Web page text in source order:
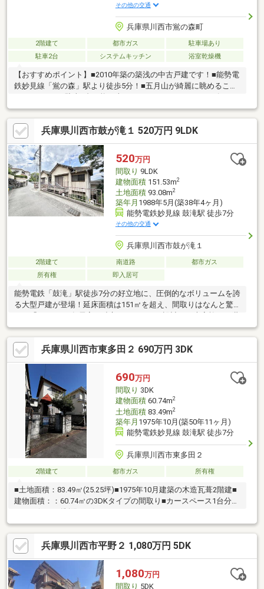
その他の交通
兵庫県川西市鴬の森町
2階建て 都市ガス
駐車場あり
駐車2台
システムキッチン 浴室乾燥機
【おすすめポイント】■2010年築の築浅の中古戸建です！■能勢電
鉄妙見線「鴬の森」駅より徒歩5分！■五月山が綺麗に眺めること
庭付き！■バルコニーは奥行があり、洗濯物が干しやすいです！
ウィル不動産販売川西営業所は、阪急「川西能勢口」駅から徒歩1
分。駐車場完備、キッズスペースもあるのでぜひご家族皆さまで
お越しください。掲載物件以外にも阪神北摂間で約1万件からご紹
介！一緒にあなたにとってベストなお住まいを探しましょう。リ
フォームや住宅ローンのご相談もワンストップで可能！まずはお
気軽にお電話ください！
兵庫県川西市鼓が滝１ 520万円 9LDK
520万円
間取り 9LDK
建物面積151.53m2
土地面積93.08m2
築年月 1988年5月(築38年4ヶ月)
能勢電鉄妙見線 鼓滝駅 徒歩7分
その他の交通
兵庫県川西市鼓が滝１
2階建て 南道路
都市ガス
所有権
即入居可
能勢電鉄「鼓滝」駅徒歩7分の好立地に、圧倒的なボリュームを誇
る大型戸建が登場！延床面積は151㎡を超え、間取りはなんと驚
帯住宅をお探しの方に最適です。また、部屋数の多さと駅チカの
利便性を活かし、シェアハウスや社宅、賃貸用の収益物件として
も高いポテンシャルを秘めています。カースペースに関しては、
隣地に駐車場（※要別途契約）があるためお車をお持ちの方も安
心。一般の実需ファミリー層から不動産投資家様まで、幅広い用
途でぜひご検討ください！
兵庫県川西市東多田２ 690万円 3DK
690万円
間取り 3DK
建物面積60.74m2
土地面積83.49m2
築年月 1975年10月(築50年11ヶ月)
能勢電鉄妙見線 鼓滝駅 徒歩7分
兵庫県川西市東多田２
2階建て 都市ガス 所有権
■土地面積：83.49㎡(25.25坪)■1975年10月建築の木造瓦葺2階建■
建物面積：：60.74㎡の3DKタイプの間取り■カースペース1台分あ
ン川西…徒歩10分（約760ｍ）・イズミヤ多田店…徒歩11分（約
840ｍ）・ファミリーマート川西鼓が滝店…徒歩3分（約230ｍ）・
川西東多田郵便局…徒歩３分（約190ｍ）・多田保育所…徒歩10分
（約760ｍ）・多田東小学校…徒歩12分（約940ｍ）・多田中学
校…徒歩32分（約2520ｍ）・ベリタス病院…徒歩20分（約1560
ｍ）
兵庫県川西市平野２ 1,080万円 5DK
1,080万円
間取り 5DK